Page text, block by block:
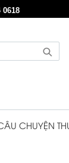
0618
CHUYỆN